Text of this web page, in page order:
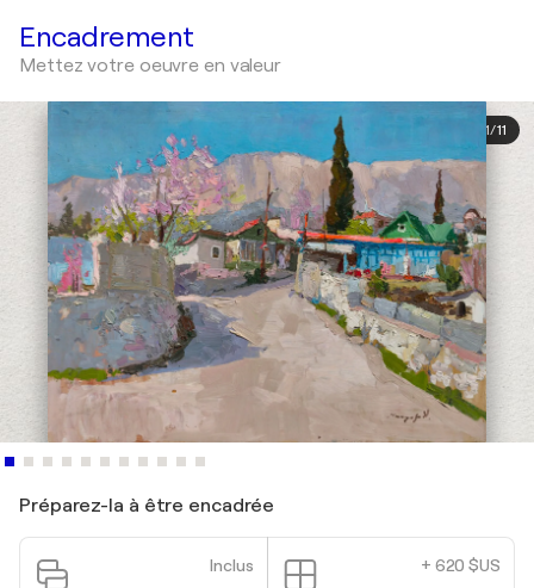
Encadrement
Mettez votre oeuvre en valeur
1/11
Préparez-la à être encadrée
Inclus + 620 $US